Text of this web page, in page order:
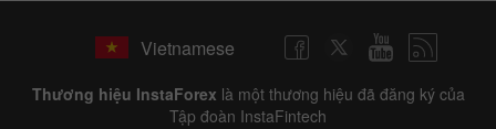
Vietnamese
Thương hiệu InstaForex là một thương hiệu đã đăng ký của
Tập đoàn InstaFintech